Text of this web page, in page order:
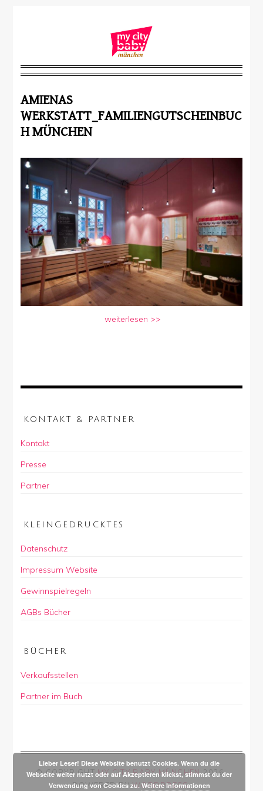
AMIENAS
WERKSTATT_FAMILIENGUTSCHEINBUC
H MÜNCHEN
weiterlesen >>
KONTAKT & PARTNER
Kontakt
Presse
Partner
KLEINGEDRUCKTES
Datenschutz
Impressum Website
Gewinnspielregeln
AGBs Bücher
BÜCHER
Verkaufsstellen
Partner im Buch
© COPYRIGHTMY CITY BABY MÜNCHEN 2026.
POWERED BYWORDPRESS.
Lieber Leser! Diese Website benutzt Cookies. Wenn du die
Webseite weiter nutzt oder auf Akzeptieren klickst, stimmst du der
Verwendung von Cookies zu. Weitere Informationen